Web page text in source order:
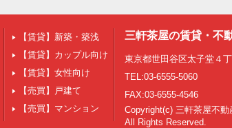
【賃貸】新築・築浅
【賃貸】カップル向け
【賃貸】女性向け
【売買】戸建て
【売買】マンション
三軒茶屋の賃貸・不
東京都世田谷区太子堂４
TEL:03-6555-5060
FAX:03-6555-4546
Copyright(c) 三軒茶屋不動
All Rights Reserved.